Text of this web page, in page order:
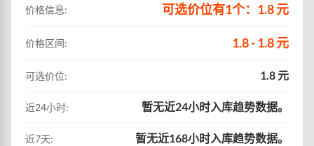
价格信息: 可选价位有1个：1.8 元
价格区间: 1.8 - 1.8 元
可选价位: 1.8 元
近24小时: 暂无近24小时入库趋势数据。
近7天:
暂无近168小时入库趋势数据。